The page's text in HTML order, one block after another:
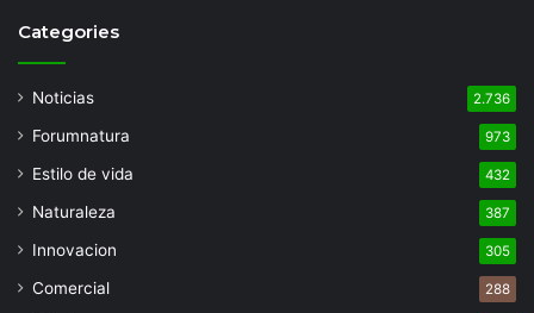
Categories
Noticias 2.736
Forumnatura 973
Estilo de vida 432
Naturaleza 387
Innovacion 305
Comercial 288